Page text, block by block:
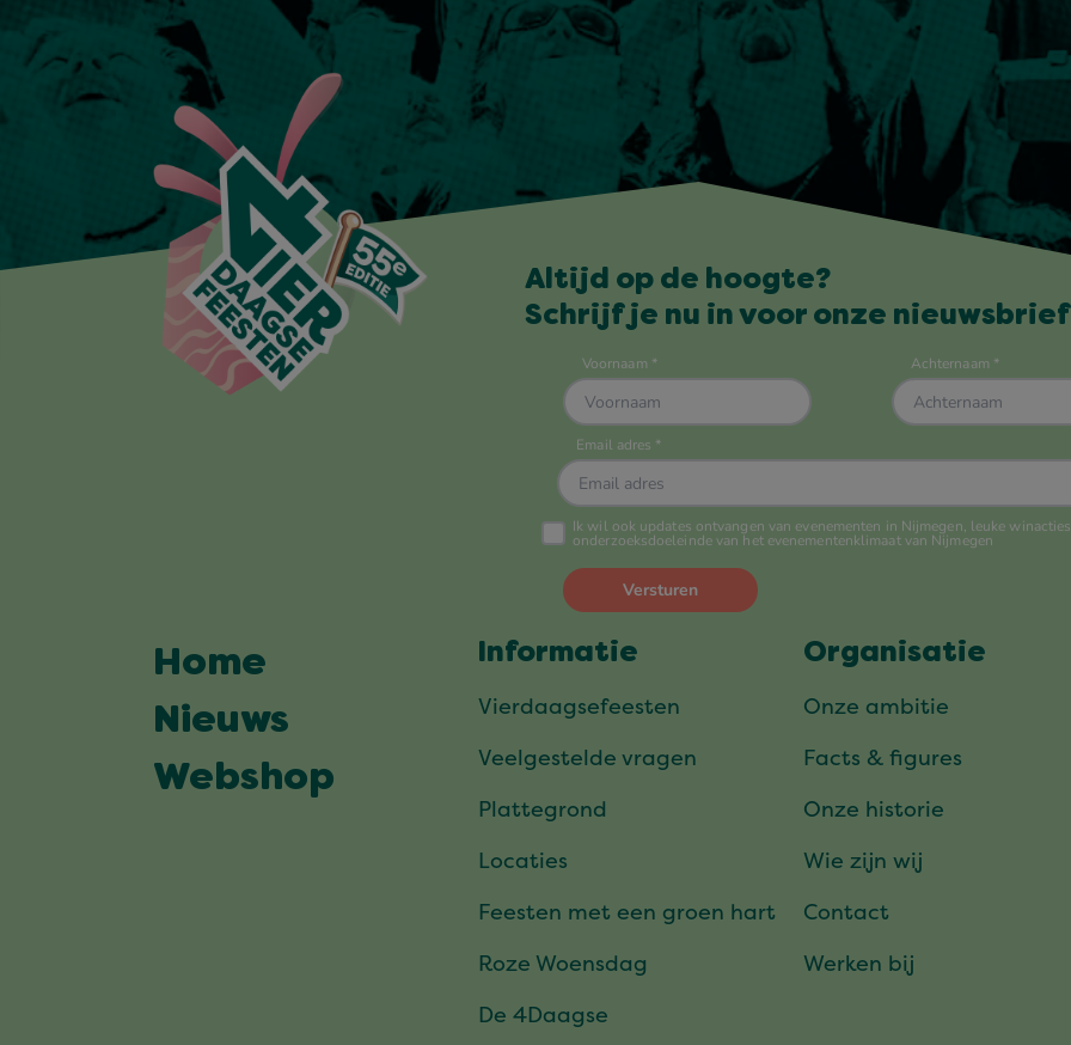
Altijd op de hoogte?
Schrijf je nu in voor onze
Home
Nieuws
Webshop
Informatie
Vierdaagsefeesten
Veelgestelde vragen
Plattegrond
Locaties
Feesten met een groen hart
Roze Woensdag
De 4Daagse
Organisatie
Onze ambitie
Facts & figures
Onze historie
Wie zijn wij
Contact
Werken bij